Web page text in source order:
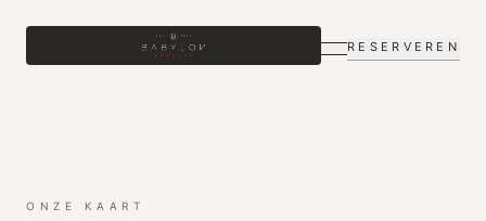
RESERVEREN
ONZE KAART